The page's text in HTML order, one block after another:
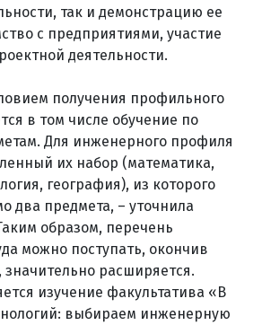
так и демонстрацию ее
с предприятиями, участие
деятельности.
получения профильного
в том числе обучение по
Для инженерного профиля
их набор (математика,
география), из которого
два предмета, – уточнила
образом, перечень
можно поступать, окончив
расширяется.
изучение факультатива «В
выбираем инженерную